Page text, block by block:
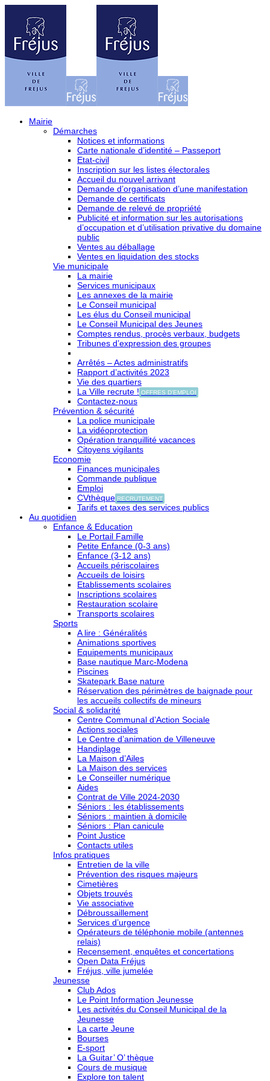
Mairie
Démarches
Notices et informations
Carte nationale d’identité – Passeport
Etat-civil
Inscription sur les listes électorales
Accueil du nouvel arrivant
Demande d’organisation d’une manifestation
Demande de certificats
Demande de relevé de propriété
Publicité et information sur les autorisations
d’occupation et d’utilisation privative du domaine
public
Ventes au déballage
Ventes en liquidation des stocks
Vie municipale
La mairie
Services municipaux
Les annexes de la mairie
Le Conseil municipal
Les élus du Conseil municipal
Le Conseil Municipal des Jeunes
Comptes rendus, procès verbaux, budgets
Tribunes d’expression des groupes
Arrêtés – Actes administratifs
Rapport d’activités 2023
Vie des quartiers
La Ville recrute ! OFFRES D'EMPLOI
Contactez-nous
Prévention & sécurité
La police municipale
La vidéoprotection
Opération tranquillité vacances
Citoyens vigilants
Economie
Finances municipales
Commande publique
Emploi
CVthèque RECRUTEMENT
Tarifs et taxes des services publics
Au quotidien
Enfance & Education
Le Portail Famille
Petite Enfance (0-3 ans)
Enfance (3-12 ans)
Accueils périscolaires
Accueils de loisirs
Etablissements scolaires
Inscriptions scolaires
Restauration scolaire
Transports scolaires
Sports
A lire : Généralités
Animations sportives
Equipements municipaux
Base nautique Marc-Modena
Piscines
Skatepark Base nature
Réservation des périmètres de baignade pour
les accueils collectifs de mineurs
Social & solidarité
Centre Communal d’Action Sociale
Actions sociales
Le Centre d’animation de Villeneuve
Handiplage
La Maison d’Ailes
La Maison des services
Le Conseiller numérique
Aides
Contrat de Ville 2024-2030
Séniors : les établissements
Séniors : maintien à domicile
Séniors : Plan canicule
Point Justice
Contacts utiles
Infos pratiques
Entretien de la ville
Prévention des risques majeurs
Cimetières
Objets trouvés
Vie associative
Débroussaillement
Services d’urgence
Opérateurs de téléphonie mobile (antennes
relais)
Recensement, enquêtes et concertations
Open Data Fréjus
Fréjus, ville jumelée
Jeunesse
Club Ados
Le Point Information Jeunesse
Les activités du Conseil Municipal de la
Jeunesse
La carte Jeune
Bourses
E-sport
La Guitar’ O’ thèque
Cours de musique
Explore ton talent